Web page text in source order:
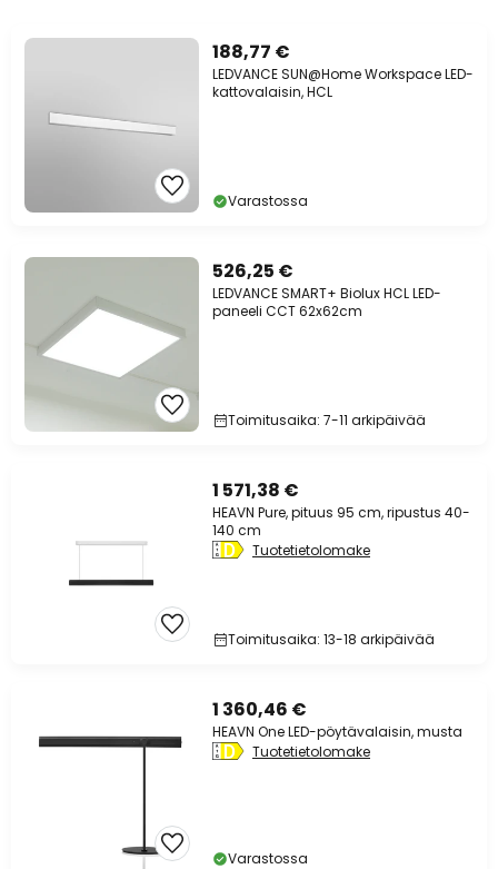
188,77 €
LEDVANCE SUN@Home Workspace LED-
kattovalaisin, HCL
Varastossa
526,25 €
LEDVANCE SMART+ Biolux HCL LED-
paneeli CCT 62x62cm
Toimitusaika: 7-11 arkipäivää
1 571,38 €
HEAVN Pure, pituus 95 cm, ripustus 40-
140 cm
Tuotetietolomake
Toimitusaika: 13-18 arkipäivää
1 360,46 €
HEAVN One LED-pöytävalaisin, musta
Tuotetietolomake
Varastossa